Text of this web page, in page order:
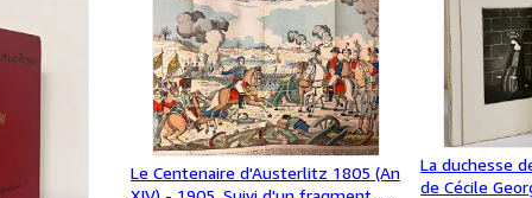
Le Centenaire d'Austerlitz 1805 (An
La duchesse
de Cécile